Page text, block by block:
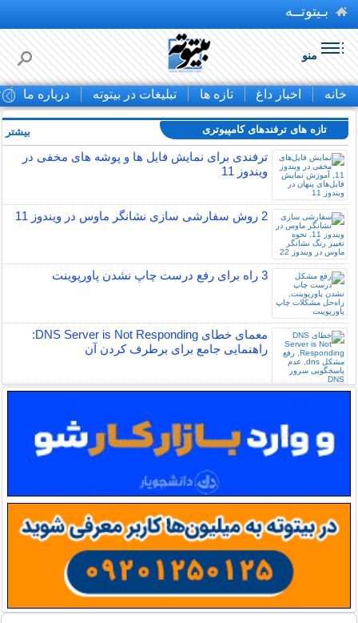
بـیتوتــه
منو
خانه اخبار داغ تازه ها تبلیغات در بیتوته درباره ما
تازه های ترفندهای کامپیوتری
ترفندی برای نمایش فایل ها و پوشه های مخفی در
ویندوز 11
2 روش سفارشی سازی نشانگر ماوس در ویندوز 11
3 راه برای رفع درست چاپ نشدن پاورپوینت
معمای خطای DNS Server is Not Responding:
راهنمایی جامع برای برطرف کردن آن
بیشتر